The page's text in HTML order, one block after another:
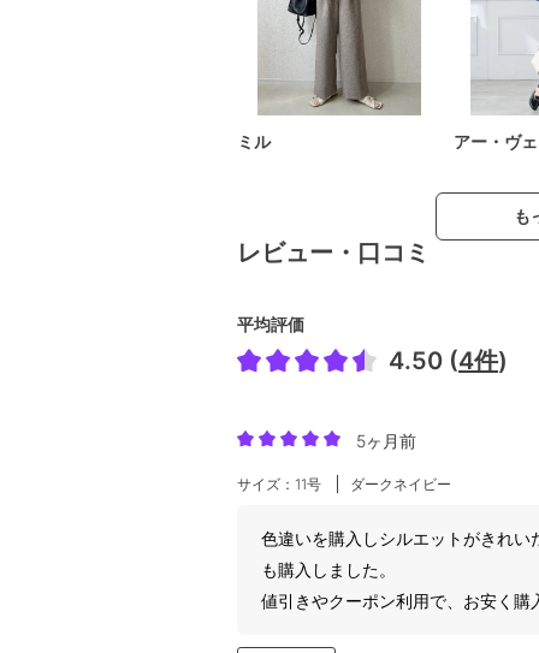
ミル アー・ヴ
も
レビュー・口コミ
平均評価
4.50 (4件)
5ヶ月前
サイズ：11号 ダークネイビー
色違いを購入しシルエットがきれ
も購入しました。
値引きやクーポン利用で、お安く購